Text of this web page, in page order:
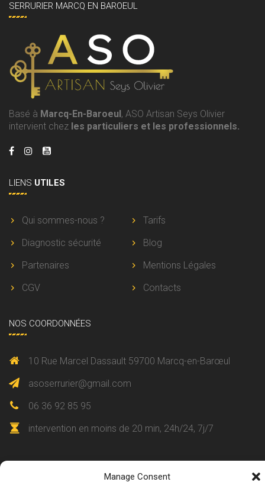
Manage Consent
SERRURIER MARCQ EN BAROEUL
Basé à Marcq-En-Baroeul , ASO Artisan Seys Olivier
intervient chez les particuliers et les professionnels.
LIENS UTILES
Qui sommes-nous ?
Tarifs
Diagnostic sécurité
Blog
Partenaires
Mentions Légales
CGV
Contacts
NOS COORDONNÉES
10 Rue Marcel Dassault 59700 Marcq-en-Barœul
asoserrurier@gmail.com
06 36 92 85 95
intervention en moins de 20 min, 24h/24, 7j/7